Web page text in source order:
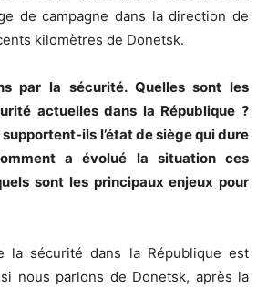
de campagne dans la direction de
kilomètres de Donetsk.
par la sécurité. Quelles sont les
actuelles dans la République ?
ils l’état de siège qui dure
a évolué la situation ces
sont les principaux enjeux pour
la sécurité dans la République est
nous parlons de Donetsk, après la